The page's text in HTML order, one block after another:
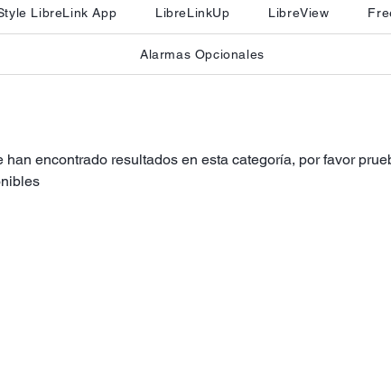
LibreLink App LibreLinkUp LibreView
Alarmas Opcionales
han encontrado resultados en esta categoría, por favor